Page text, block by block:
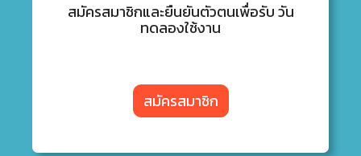
สมัครสมาชิกและยืนยันตัวตนเพื่อรับ วัน
ทดลองใช้งาน
สมัครสมาชิก